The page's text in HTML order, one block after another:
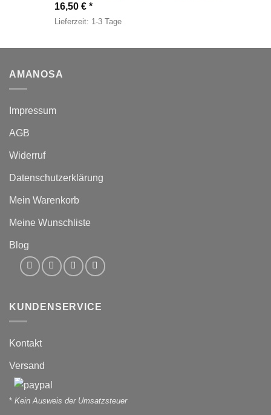
16,50 €
Lieferzeit: 1-3 Tage
AMANOSA
Impressum
AGB
Widerruf
Datenschutzerklärung
Mein Warenkorb
Meine Wunschliste
Blog
KUNDENSERVICE
Kontakt
Versand
* Kein Ausweis der Umsatzsteuer